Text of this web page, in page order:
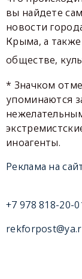
вы найдете
новости
Крыма, а
обществе,
* Значком
упоминаются
иноагенты.
Реклама на
+7 978 818-20-